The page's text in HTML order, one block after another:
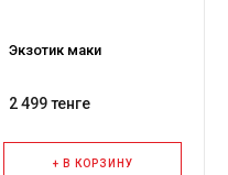
Экзотик маки
2 499 тенге
+ В КОРЗИНУ